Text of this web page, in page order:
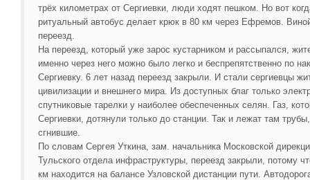
трёх километрах от Сергиевки, люди ходят пешком. Но вот
ритуальный автобус делает крюк в 80 км через Ефремов.
переезд.
На переезд, который уже зарос кустарником и рассыпался,
именно через него можно было легко и беспрепятственно по
Сергиевку. 6 лет назад переезд закрыли. И стали сергиевцы
цивилизации и внешнего мира. Из доступных благ только
спутниковые тарелки у наиболее обеспеченных селян. Газ,
Сергиевки, дотянули только до станции. Так и лежат там
сгнившие.
По словам Сергея Уткина, зам. начальника Московской
Тульского отдела инфраструктуры, переезд закрыли, потому
км находится на балансе Узловской дистанции пути.